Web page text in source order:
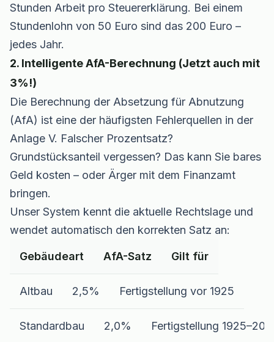
Stunden Arbeit pro Steuererklärung. Bei einem
Stundenlohn von 50 Euro sind das 200 Euro –
jedes Jahr.
2. Intelligente AfA-Berechnung (Jetzt auch mit
3%!)
Die Berechnung der Absetzung für Abnutzung
(AfA) ist eine der häufigsten Fehlerquellen in der
Anlage V. Falscher Prozentsatz?
Grundstücksanteil vergessen? Das kann Sie bares
Geld kosten – oder Ärger mit dem Finanzamt
bringen.
Unser System kennt die aktuelle Rechtslage und
wendet automatisch den korrekten Satz an:
Gebäudeart AfA-Satz Gilt für
Altbau 2,5% Fertigstellung vor 1925
Standardbau 2,0% Fertigstellung